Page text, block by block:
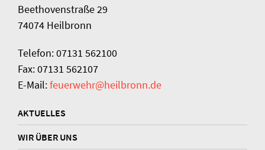
Beethovenstraße 29
74074 Heilbronn
Telefon: 07131 562100
Fax: 07131 562107
E-Mail:feuerwehr@heilbronn.de
AKTUELLES
WIR ÜBER UNS